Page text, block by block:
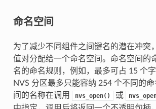
命名空间
为了减少不同组件之间键名的潜在冲突
值对分配给一个命名空间。命名空间的
名的命名规则，例如，最多可占 15 个
NVS 分区最多只能容纳 254 个不同的
间的名称在调用
nvs_open() 或